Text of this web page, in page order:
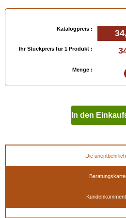
Katalogpreis :
Ihr Stückpreis für 1 Produkt :
Menge :
In den
Die